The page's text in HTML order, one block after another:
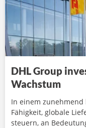
DHL Group
Wachstum
In einem
Fähigkeit, globale
steuern, an